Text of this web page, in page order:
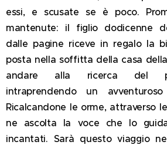
essi, e scusate se è poco.
mantenute: il figlio dodicenne
dalle pagine riceve in regalo la
posta nella soffitta della casa
andare alla ricerca del
intraprendendo un
Ricalcandone le orme, attraverso
ne ascolta la voce che lo
incantati. Sarà questo viaggio